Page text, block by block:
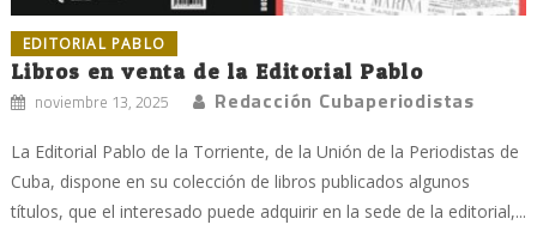
EDITORIAL PABLO
Libros en venta de la Editorial Pablo
noviembre 13, 2025 Redacción Cubaperiodistas
La Editorial Pablo de la Torriente, de la Unión de la Periodistas de
Cuba, dispone en su colección de libros publicados algunos
títulos, que el interesado puede adquirir en la sede de la editorial,...